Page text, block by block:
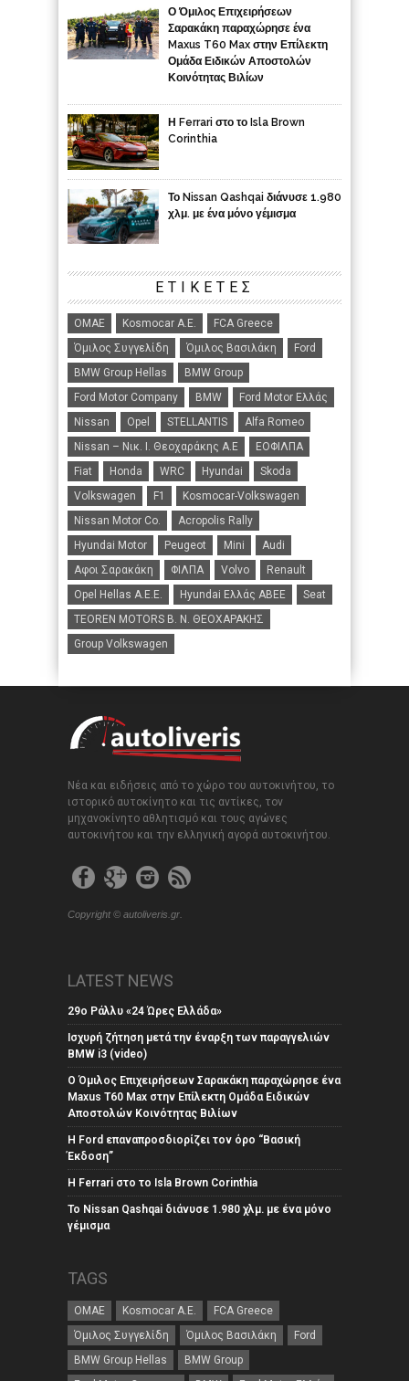
Ο Όμιλος Επιχειρήσεων
Σαρακάκη παραχώρησε ένα
Maxus T60 Max στην Επίλεκτη
Ομάδα Ειδικών Αποστολών
Κοινότητας Βιλίων
Η Ferrari στο το Isla Brown
Corinthia
Το Nissan Qashqai διάνυσε 1.980
χλμ. με ένα μόνο γέμισμα
ΕΤΙΚΈΤΕΣ
ΟΜΑΕ Kosmocar Α.Ε.
FCA Greece
Όμιλος Συγγελίδη
Όμιλος Βασιλάκη
Ford
BMW Group Hellas
BMW Group
Ford Motor Company
BMW
Ford Motor Ελλάς
Nissan
Opel STELLANTIS
Alfa Romeo
Nissan – Νικ. Ι. Θεοχαράκης Α.Ε
ΕΟΦΙΛΠΑ
Fiat
Honda WRC Hyundai
Skoda
Volkswagen
F1
Kosmocar-Volkswagen
Nissan Motor Co.
Acropolis Rally
Hyundai Motor
Peugeot Mini
Audi
Αφοι Σαρακάκη
ΦΙΛΠΑ Volvo
Renault
Opel Hellas A.E.E.
Hyundai Ελλάς ΑΒΕΕ
Seat
TEOREN MOTORS B. N. ΘΕΟΧΑΡΑΚΗΣ
Group Volkswagen
Νέα και ειδήσεις από το χώρο του αυτοκινήτου, το
ιστορικό αυτοκίνητο και τις αντίκες, τον
μηχανοκίνητο αθλητισμό και τους αγώνες
αυτοκινήτου και την ελληνική αγορά αυτοκινήτου.
Copyright © autoliveris.gr.
LATEST NEWS
29ο Ράλλυ «24 Ώρες Ελλάδα»
Ισχυρή ζήτηση μετά την έναρξη των παραγγελιών
BMW i3 (video)
Ο Όμιλος Επιχειρήσεων Σαρακάκη παραχώρησε ένα
Maxus T60 Max στην Επίλεκτη Ομάδα Ειδικών
Αποστολών Κοινότητας Βιλίων
Η Ford επαναπροσδιορίζει τον όρο “Βασική
Έκδοση”
Η Ferrari στο το Isla Brown Corinthia
Το Nissan Qashqai διάνυσε 1.980 χλμ. με ένα μόνο
γέμισμα
TAGS
ΟΜΑΕ Kosmocar Α.Ε.
FCA Greece
Όμιλος Συγγελίδη
Όμιλος Βασιλάκη
Ford
BMW Group Hellas
BMW Group